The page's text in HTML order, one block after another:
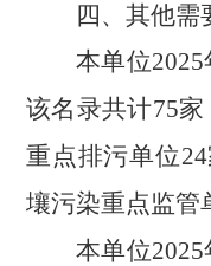
四、其他需
本单位
该名录共计75
重点排污单位
壤污染重点监管
本单位